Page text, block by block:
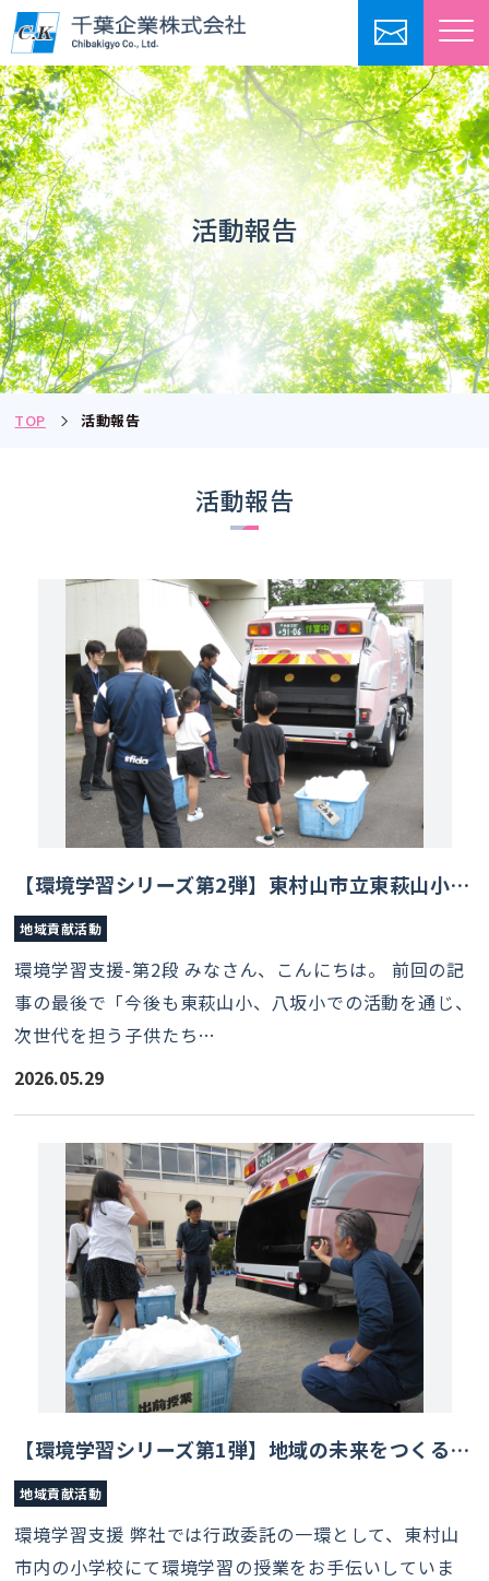
活動報告
TOP 活動報告
活動報告
【環境学習シリーズ第2弾】東村山市立東萩山小学校で、街をきれいにする「プロの仕事」を体験！
地域貢献活動
環境学習支援-第2段 みなさん、こんにちは。 前回の記
事の最後で「今後も東萩山小、八坂小での活動を通じ、
次世代を担う子供たち…
2026.05.29
【環境学習シリーズ第1弾】地域の未来をつくる！東村山市立萩山小学校での「体験型」環境学習レポート
地域貢献活動
環境学習支援 弊社では行政委託の一環として、東村山
市内の小学校にて環境学習の授業をお手伝いしていま